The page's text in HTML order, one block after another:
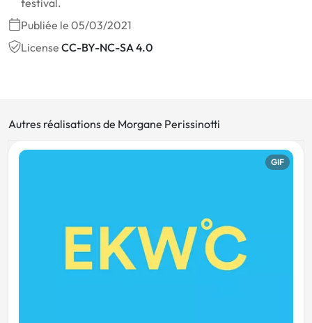
Publiée le 05/03/2021
License CC-BY-NC-SA 4.0
Autres réalisations de Morgane Perissinotti
GIF